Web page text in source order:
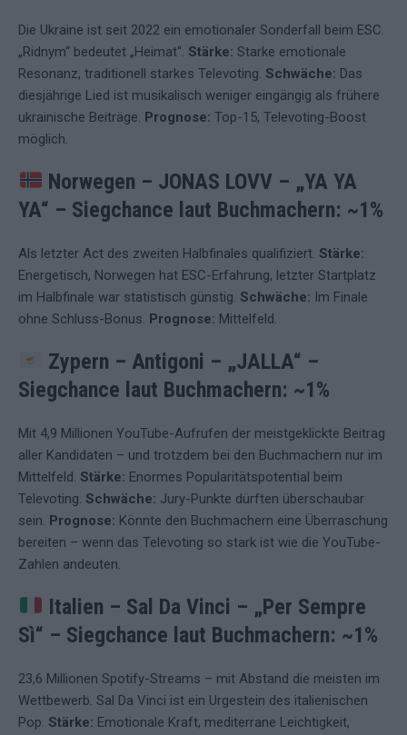
Die Ukraine ist seit 2022 ein emotionaler Sonderfall beim ESC.
„Ridnym“ bedeutet „Heimat“. Stärke: Starke emotionale
Resonanz, traditionell starkes Televoting. Schwäche: Das
diesjährige Lied ist musikalisch weniger eingängig als frühere
ukrainische Beiträge. Prognose: Top-15, Televoting-Boost
möglich.
Norwegen – JONAS LOVV – „YA YA
YA“ – Siegchance laut Buchmachern: ~1%
Als letzter Act des zweiten Halbfinales qualifiziert. Stärke:
Energetisch, Norwegen hat ESC-Erfahrung, letzter Startplatz
im Halbfinale war statistisch günstig. Schwäche: Im Finale
ohne Schluss-Bonus. Prognose: Mittelfeld.
Zypern – Antigoni – „JALLA“ –
Siegchance laut Buchmachern: ~1%
Mit 4,9 Millionen YouTube-Aufrufen der meistgeklickte Beitrag
aller Kandidaten – und trotzdem bei den Buchmachern nur im
Mittelfeld. Stärke: Enormes Popularitätspotential beim
Televoting. Schwäche: Jury-Punkte dürften überschaubar
sein. Prognose: Könnte den Buchmachern eine Überraschung
bereiten – wenn das Televoting so stark ist wie die YouTube-
Zahlen andeuten.
Italien – Sal Da Vinci – „Per Sempre
Sì“ – Siegchance laut Buchmachern: ~1%
23,6 Millionen Spotify-Streams – mit Abstand die meisten im
Wettbewerb. Sal Da Vinci ist ein Urgestein des italienischen
Pop. Stärke: Emotionale Kraft, mediterrane Leichtigkeit,